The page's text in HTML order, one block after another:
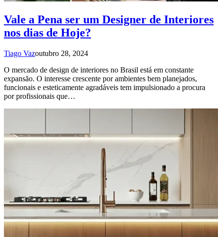
Vale a Pena ser um Designer de Interiores
nos dias de Hoje?
Tiago Vazoutubro 28, 2024
O mercado de design de interiores no Brasil está em constante
expansão. O interesse crescente por ambientes bem planejados,
funcionais e esteticamente agradáveis tem impulsionado a procura
por profissionais que…